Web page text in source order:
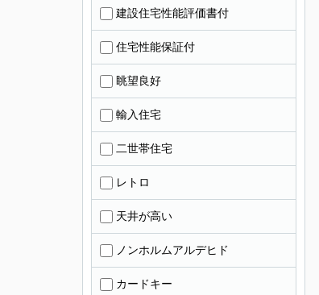
建設住宅性能評価書付
住宅性能保証付
眺望良好
輸入住宅
二世帯住宅
レトロ
天井が高い
ノンホルムアルデヒド
カードキー